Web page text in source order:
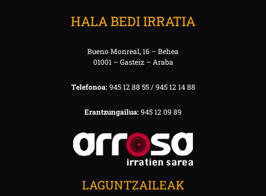
HALA BEDI IRRATIA
Bueno Monreal, 16 – Behea
01001 – Gasteiz – Araba
Telefonoa:945 12 88 55 / 945 12 14 88
Erantzungailua:945 12 09 89
LAGUNTZAILEAK